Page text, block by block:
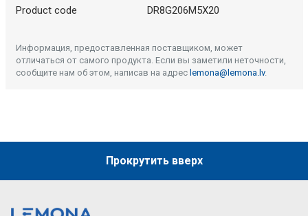
Product code DR8G206M5X20
Информация, предоставленная поставщиком, может
отличаться от самого продукта. Если вы заметили неточности,
сообщите нам об этом, написав на адрес lemona@lemona.lv.
Прокрутить вверх